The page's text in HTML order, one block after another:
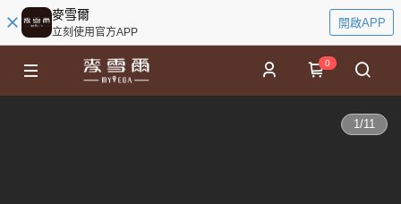
麥雪爾
立刻使用官方APP
開啟APP
0
1/11